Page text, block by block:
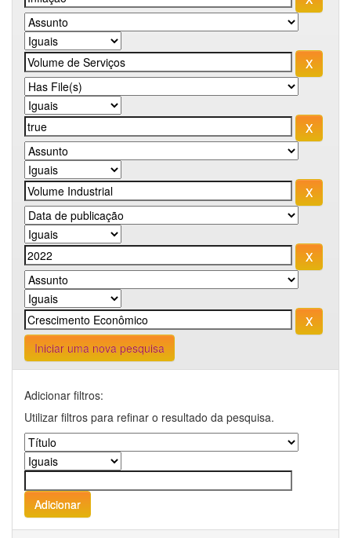
Iniciar uma nova pesquisa
Adicionar filtros:
Utilizar filtros para refinar o resultado da pesquisa.